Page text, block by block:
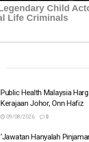
Public Health Malaysia
Kerajaan Johor, Onn Hafiz
09/08/2026 0
‘Jawatan Hanyalah